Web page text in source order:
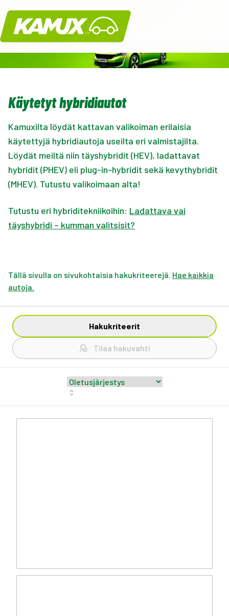
Kamux
Käytetyt hybridiautot
Kamuxilta löydät kattavan valikoiman erilaisia
käytettyjä hybridiautoja useilta eri valmistajilta.
Löydät meiltä niin täyshybridit (HEV), ladattavat
hybridit (PHEV) eli plug-in-hybridit sekä kevythybridit
(MHEV). Tutustu valikoimaan alta!
Tutustu eri hybriditekniikoihin: Ladattava vai
täyshybridi – kumman valitsisit?
Tällä sivulla on sivukohtaisia hakukriteerejä. Hae kaikkia
autoja.
Hakukriteerit
Tilaa hakuvahti